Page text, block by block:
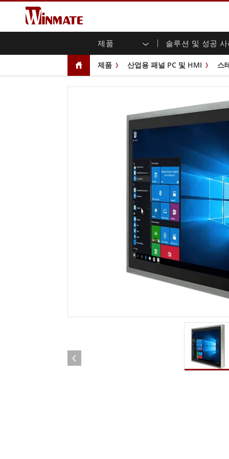
제품 솔루션 및 성공
엔터프라이즈 모빌리티
러기드 노트북
러기드 태블릿 컨트롤러
Windows 러기드 태블릿
안드로이드 러기드 태블릿
울트라 러기드 태블릿
산업
멀티
오픈
섀시
패널
전면
USB
스테
즈
차량 탑재형 컴퓨터
Windows 차량 탑재 컴퓨터
안드로이드 차량 탑재 컴퓨터
차량 탑재 컴퓨터용 태블릿
임
박스
IoT
라디
견고한 로봇 컨트롤러 석유
ATEX
ATEX
견고한 로봇 컨트롤러 솔루션
AI
농업
교통
지능
셀프 서비스 키오스크
성공
Winmate에 대하여 투자
보증
다운
마케팅 포털
파일
새로운 제품
뉴스
무역 박람회 이벤트
유튜
제품 산업용 패널 PC 및 HMI 스